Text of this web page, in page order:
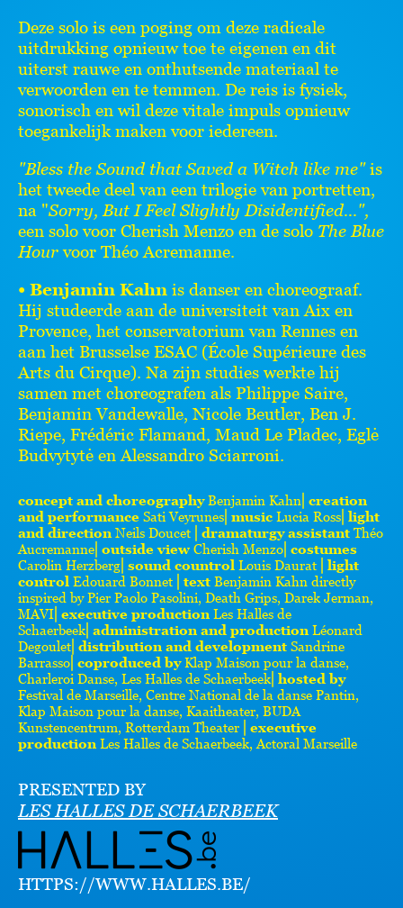
Deze solo is een poging om deze radicale
uitdrukking opnieuw toe te eigenen en dit
uiterst rauwe en onthutsende materiaal te
verwoorden en te temmen. De reis is fysiek,
sonorisch en wil deze vitale impuls opnieuw
toegankelijk maken voor iedereen.
"Bless the Sound that Saved a Witch like me"is
het tweede deel van een trilogie van portretten,
na "Sorry, But I Feel Slightly Disidentified...",
een solo voor Cherish Menzo en de solo The Blue
Hourvoor Théo Acremanne.
• Benjamin Kahn is danser en choreograaf.
Hij studeerde aan de universiteit van Aix en
Provence, het conservatorium van Rennes en
aan het Brusselse ESAC (École Supérieure des
Arts du Cirque). Na zijn studies werkte hij
samen met choreografen als Philippe Saire,
Benjamin Vandewalle, Nicole Beutler, Ben J.
Riepe, Frédéric Flamand, Maud Le Pladec, Eglė
Budvytytė en Alessandro Sciarroni.
concept and choreographyBenjamin Kahn⎜ creation
and performance Sati Veyrunes⎜ music Lucia Ross⎜ light
and direction Neils Doucet ⎜ dramaturgy assistant Théo
Aucremanne⎜ outside view Cherish Menzo⎜ costumes
Carolin Herzberg⎜ sound countrol Louis Daurat ⎜ light
control Edouard Bonnet ⎜ text Benjamin Kahn directly
inspired by Pier Paolo Pasolini, Death Grips, Darek Jerman,
MAVI⎜ executive production Les Halles de
Schaerbeek⎜ administration and production Léonard
Degoulet⎜ distribution and development Sandrine
Barrasso⎜ coproduced byKlap Maison pour la danse,
Charleroi Danse, Les Halles de Schaerbeek⎜ hosted by
Festival de Marseille, Centre National de la danse Pantin,
Klap Maison pour la danse, Kaaitheater, BUDA
Kunstencentrum, Rotterdam Theater ⎜ executive
production Les Halles de Schaerbeek, Actoral Marseille
PRESENTED BY
LES HALLES DE SCHAERBEEK
HTTPS://WWW.HALLES.BE/